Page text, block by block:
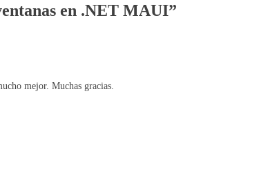
en .NET MAUI”
mejor. Muchas gracias.